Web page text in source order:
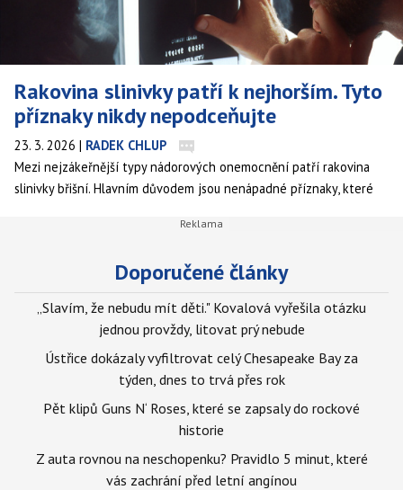
Rakovina slinivky patří k nejhorším. Tyto
příznaky nikdy nepodceňujte
23. 3. 2026 | RADEK CHLUP
Mezi nejzákeřnější typy nádorových onemocnění patří rakovina
slinivky břišní. Hlavním důvodem jsou nenápadné příznaky, které
Doporučené články
„Slavím, že nebudu mít děti." Kovalová vyřešila otázku
jednou provždy, litovat prý nebude
Ústřice dokázaly vyfiltrovat celý Chesapeake Bay za
týden, dnes to trvá přes rok
Pět klipů Guns N‘ Roses, které se zapsaly do rockové
historie
Z auta rovnou na neschopenku? Pravidlo 5 minut, které
vás zachrání před letní angínou